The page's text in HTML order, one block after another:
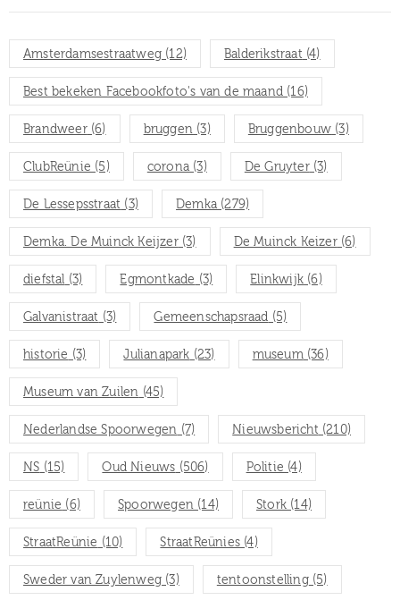
Amsterdamsestraatweg (12) Balderikstraat(4)
Best bekeken Facebookfoto's van de maand (16)
Brandweer(6) bruggen (3) Bruggenbouw (3)
ClubReünie (5) corona (3) De Gruyter(3)
De Lessepsstraat (3) Demka (279)
Demka. De Muinck Keijzer(3) De Muinck Keizer(6)
diefstal (3) Egmontkade (3) Elinkwijk (6)
Galvanistraat (3) Gemeenschapsraad (5)
historie (3) Julianapark (23) museum(36)
Museum van Zuilen (45)
Nederlandse Spoorwegen (7) Nieuwsbericht(210)
NS (15) Oud Nieuws (506) Politie (4)
reünie (6) Spoorwegen (14) Stork (14)
StraatReünie (10) StraatReünies (4)
Sweder van Zuylenweg (3) tentoonstelling(5)